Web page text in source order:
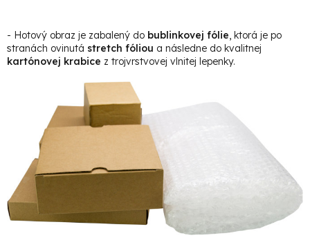
- Hotový obraz je zabalený do bublinkovej fólie, ktorá je po
stranách ovinutá stretch fóliou a následne do kvalitnej
kartónovej krabice z trojvrstvovej vlnitej lepenky.